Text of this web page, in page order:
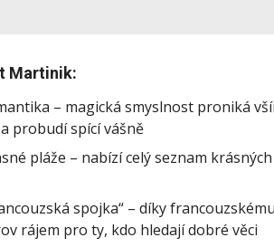
Martinik:
– magická smyslnost proniká
probudí spící vášně
pláže – nabízí celý seznam
spojka“ – díky
rájem pro ty, kdo hledají dobré věci